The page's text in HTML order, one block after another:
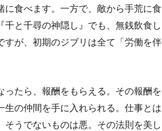
食べます。一方で、敵から手荒に食
と千尋の神隠し』でも、無銭飲食し
が、初期のジブリは全て「労働を伴
たら、報酬をもらえる。その報酬を
の仲間を手に入れられる。仕事とは
うでないものは悪。その法則を美し